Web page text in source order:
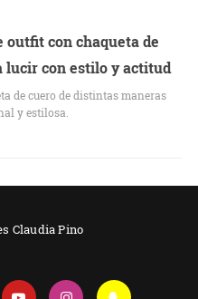
outfit con chaqueta de
lucir con estilo y actitud
de cuero de distintas maneras
y estilosa.
Claudia Pino